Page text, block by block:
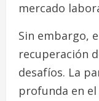
mercado
Sin embargo,
recuperación
desafíos. La
profunda en